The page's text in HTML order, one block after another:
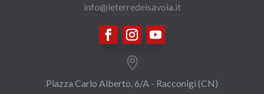
info@leterredeisavoia.it

Piazza Carlo Alberto, 6/A - Racconigi (CN)